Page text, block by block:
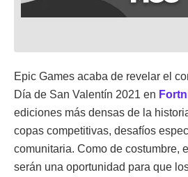
Epic Games acaba de revelar el
Día de San Valentín 2021 en
ediciones más densas de la
copas competitivas, desafíos
comunitaria. Como de costumbre,
serán una oportunidad para que